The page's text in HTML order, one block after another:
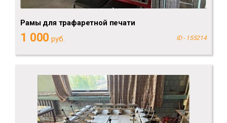
Рамы для трафаретной печати
1 000 руб. ID - 155214